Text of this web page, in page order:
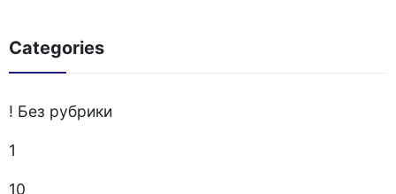
Categories
! Без рубрики
1
10